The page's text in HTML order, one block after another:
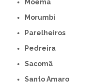
Moema
Morumbi
Parelheiros
Pedreira
Sacomã
Santo Amaro